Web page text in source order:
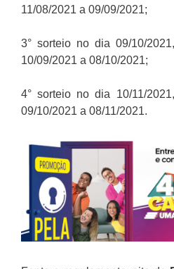
11/08/2021 a 09/09/2021;
3° sorteio no dia 09/10/
10/09/2021 a 08/10/2021;
4° sorteio no dia 10/11/
09/10/2021 a 08/11/2021.